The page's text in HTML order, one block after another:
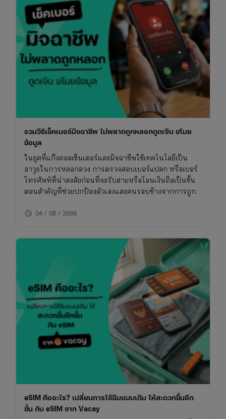
วัน
มงคล
ไทย-
จีน
และ
เทศกาล
สารท
จีน
รวมวิธีเช็คเบอร์มิจฉาชีพ ไม่พลาดถูกหลอกดูดเงิน ขโมย
ข้อมูล
ในยุคที่แก๊งคอลเซ็นเตอร์และมิจฉาชีพใช้เทคโนโลยีเป็น
อาวุธในการหลอกลวง การตรวจสอบเบอร์แปลก หรือเบอร์
โทรศัพท์ที่น่าสงสัยก่อนที่จะรับสายหรือโอนเงินถือเป็นขั้น
ตอนสำคัญที่ช่วยปกป้องตัวเองและคนรอบข้างจากการถูก
ต้องและใช้เครื่องมือที่เหมาะสม บทความนี้จึงรวบรวมวิธี
schedule 04 / 08 / 2569
eSIM คืออะไร? เปลี่ยนการใช้ซิมแบบเดิม ให้สะดวกขึ้นอีก
ขั้น กับ eSIM จาก Vacay